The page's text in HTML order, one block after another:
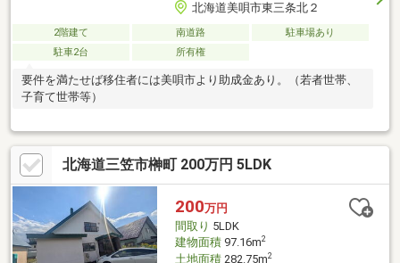
北海道美唄市東三条北２
2階建て 南道路
駐車場あり
駐車2台
所有権
要件を満たせば移住者には美唄市より助成金あり。（若者世帯、
子育て世帯等）
北海道三笠市榊町 200万円 5LDK
200万円
間取り 5LDK
建物面積97.16m2
土地面積282.75m2